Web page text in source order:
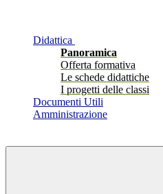
Didattica
Panoramica
Offerta formativa
Le schede didattiche
I progetti delle classi
Documenti Utili
Amministrazione